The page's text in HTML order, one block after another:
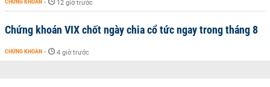
CHỨNG KHOÁN - 12 giờ trước
Chứng khoán VIX chốt ngày chia cổ tức ngay trong tháng 8
CHỨNG KHOÁN - 4 giờ trước